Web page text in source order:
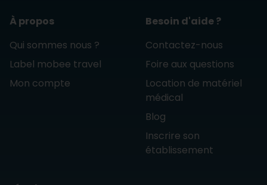
À propos
Qui sommes nous ?
Label mobee travel
Mon compte
Besoin d'aide ?
Contactez-nous
Foire aux questions
Location de matériel
médical
Blog
Inscrire son
établissement